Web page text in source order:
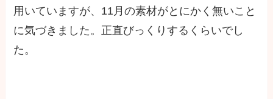
用いていますが、11月の素材がとにかく無いこと
に気づきました。正直びっくりするくらいでし
た。